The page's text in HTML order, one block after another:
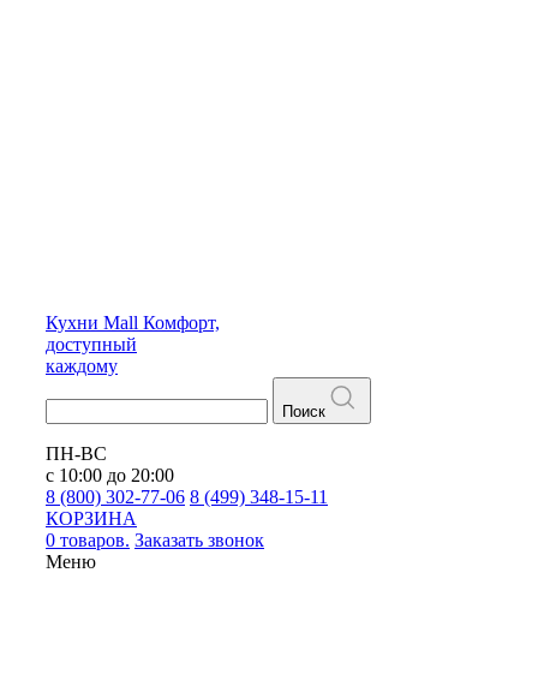
Кухни Mall Комфорт,
доступный
каждому
Поиск
ПН-ВС
с 10:00 до 20:00
8 (800) 302-77-06 8 (499) 348-15-11
КОРЗИНА
0 товаров. Заказать звонок
Меню